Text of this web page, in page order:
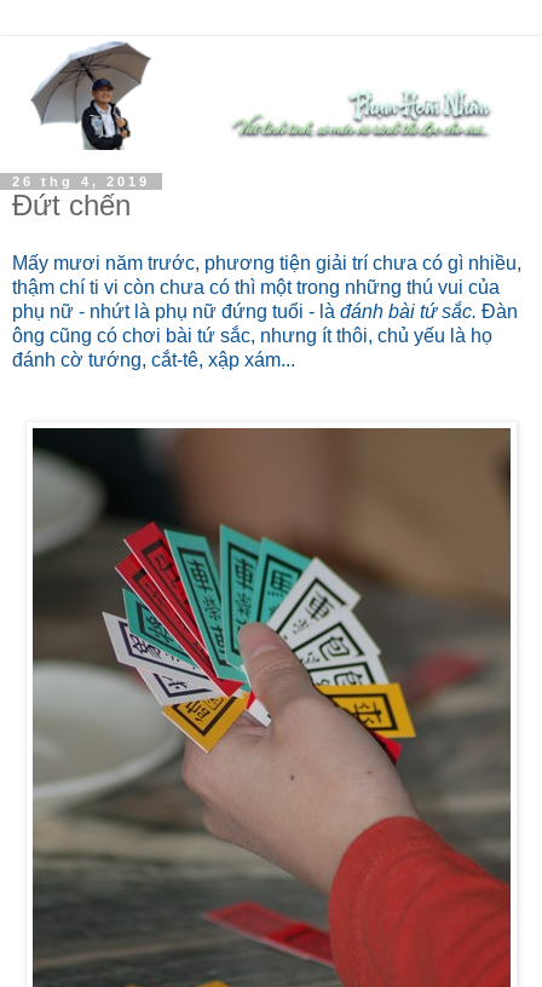
26 thg 4, 2019
Đứt chến
Mấy mươi năm trước, phương tiện giải trí chưa có gì nhiều,
thậm chí ti vi còn chưa có thì một trong những thú vui của
phụ nữ - nhứt là phụ nữ đứng tuổi - là đánh bài tứ sắc. Đàn
ông cũng có chơi bài tứ sắc, nhưng ít thôi, chủ yếu là họ
đánh cờ tướng, cắt-tê, xập xám...